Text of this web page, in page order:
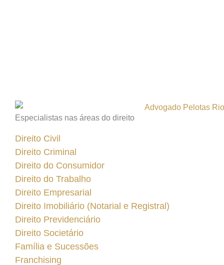
Especialistas nas áreas do direito
Direito Civil
Direito Criminal
Direito do Consumidor
Direito do Trabalho
Direito Empresarial
Direito Imobiliário (Notarial e Registral)
Direito Previdenciário
Direito Societário
Família e Sucessões
Franchising